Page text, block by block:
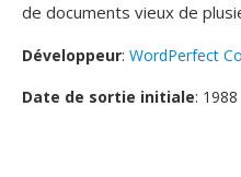
de documents vieux de
Développeur: WordPerfect
Date de sortie initiale: 1988